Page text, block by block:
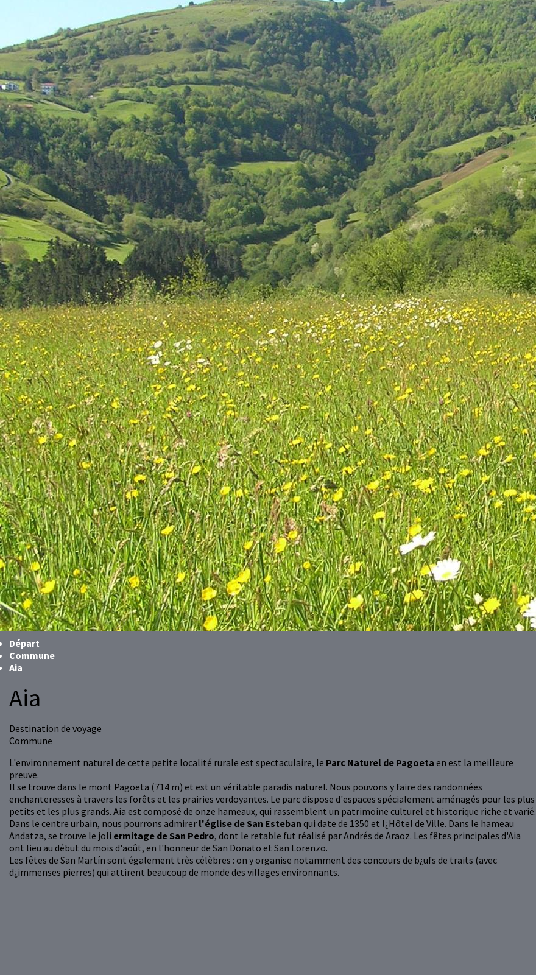
Départ
Commune
Aia
Aia
Destination de voyage
Commune
L'environnement naturel de cette petite localité rurale est spectaculaire, le Parc Naturel de Pagoeta en est la meilleure
preuve.
Il se trouve dans le mont Pagoeta (714 m) et est un véritable paradis naturel. Nous pouvons y faire des randonnées
enchanteresses à travers les forêts et les prairies verdoyantes. Le parc dispose d'espaces spécialement aménagés pour les plus
petits et les plus grands. Aia est composé de onze hameaux, qui rassemblent un patrimoine culturel et historique riche et varié.
Dans le centre urbain, nous pourrons admirer l'église de San Esteban qui date de 1350 et l¿Hôtel de Ville. Dans le hameau
Andatza, se trouve le joli ermitage de San Pedro, dont le retable fut réalisé par Andrés de Araoz. Les fêtes principales d'Aia
ont lieu au début du mois d'août, en l'honneur de San Donato et San Lorenzo.
Les fêtes de San Martín sont également très célèbres : on y organise notamment des concours de b¿ufs de traits (avec
d¿immenses pierres) qui attirent beaucoup de monde des villages environnants.